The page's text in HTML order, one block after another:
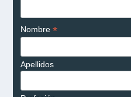
Nombre *
Apellidos